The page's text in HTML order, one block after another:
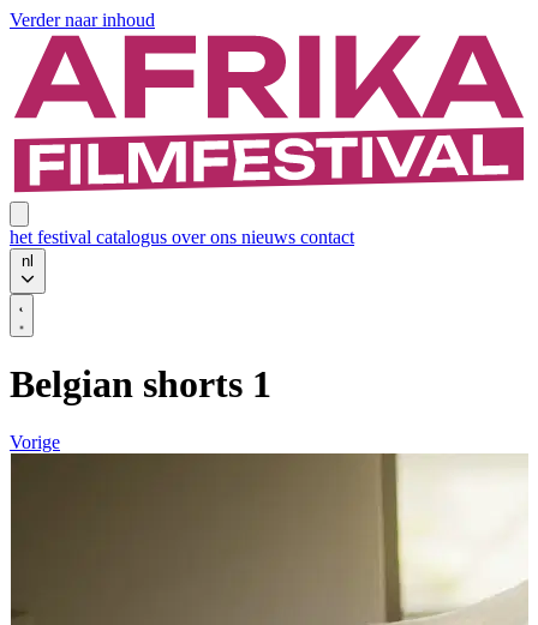
Verder naar inhoud
het festival catalogus over ons nieuws contact
nl
Belgian shorts 1
Vorige